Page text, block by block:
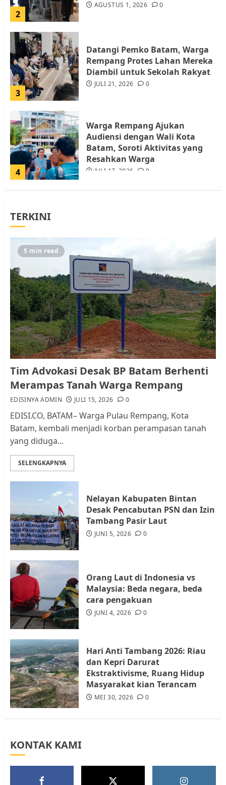
2
AGUSTUS 1, 2026 0
3
Datangi Pemko Batam, Warga
Rempang Protes Lahan Mereka
Diambil untuk Sekolah Rakyat
JULI 21, 2026 0
4
Warga Rempang Ajukan
Audiensi dengan Wali Kota
Batam, Soroti Aktivitas yang
Resahkan Warga
JULI 17, 2026 0
5
1
Pemko Batam Tegaskan RT dan
RW bukan Petugas Pendataan
dan Pemungutan Pajak
AGUSTUS 1, 2026 0
Kader Pajak jadi Penghubung
Pemerintah dan Masyarakat di
Lingkungan RT/RW
AGUSTUS 1, 2026
4
Warga Rempang Ajukan
Audiensi dengan Wali Kota
5
Tim Advokasi Desak BP Batam
Berhenti Merampas Tanah
TERKINI
5 min read
Tim Advokasi Desak BP Batam Berhenti
Merampas Tanah Warga Rempang
EDISINYA ADMIN JULI 15, 2026 0
EDISI.CO, BATAM– Warga Pulau Rempang, Kota
Batam, kembali menjadi korban perampasan tanah
yang diduga...
SELENGKAPNYA
Nelayan Kabupaten Bintan
Desak Pencabutan PSN dan Izin
Tambang Pasir Laut
JUNI 5, 2026 0
Orang Laut di Indonesia vs
Malaysia: Beda negara, beda
cara pengakuan
JUNI 4, 2026 0
Hari Anti Tambang 2026: Riau
dan Kepri Darurat
Ekstraktivisme, Ruang Hidup
Masyarakat kian Terancam
MEI 30, 2026 0
KONTAK KAMI